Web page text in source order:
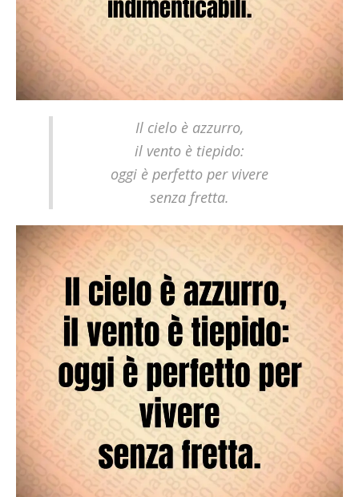
Il cielo è azzurro,
il vento è tiepido:
oggi è perfetto per vivere
senza fretta.